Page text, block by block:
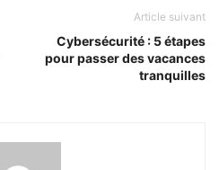
Article suivant
Cybersécurité : 5 étapes
pour passer des vacances
tranquilles